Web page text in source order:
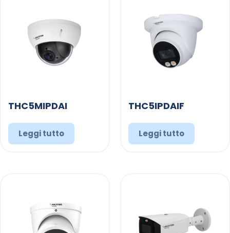
THC5MIPDAI
Leggi tutto
THC5IPDAIF
Leggi tutto